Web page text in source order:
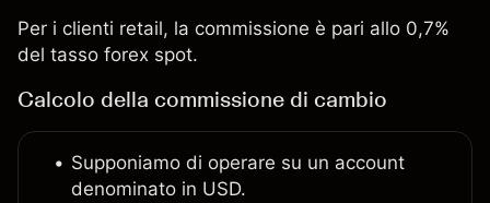
Per i clienti retail, la commissione è pari allo 0,7%
del tasso forex spot.
Calcolo della commissione di cambio
Supponiamo di operare su un account
denominato in USD.